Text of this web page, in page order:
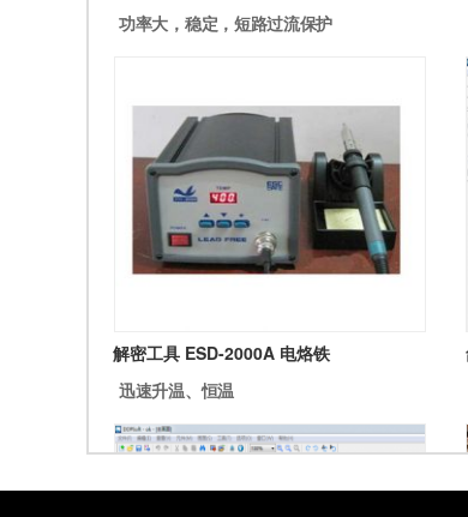
功率大，稳定，短路过流保护
解密工具 ESD-2000A 电烙铁
迅速升温、恒温